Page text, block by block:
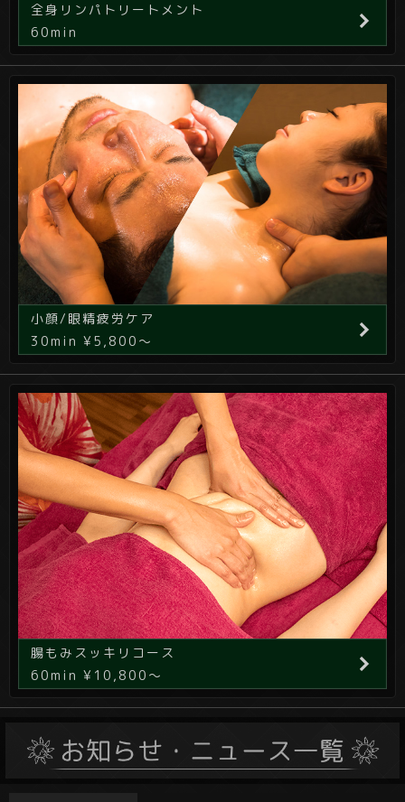
全身リンパトリートメント
60min
小顔/眼精疲労ケア
30min ¥5,800～
腸もみスッキリコース
60min ¥10,800～